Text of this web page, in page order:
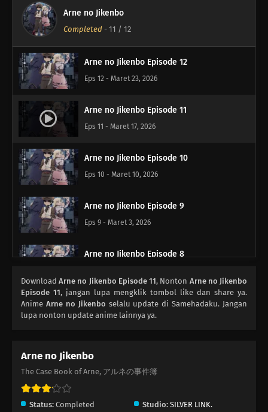
Arne no Jikenbo
Completed - 11 / 12
Arne no Jikenbo Episode 12
Eps 12 - Maret 23, 2026
Arne no Jikenbo Episode 11
Eps 11 - Maret 17, 2026
Arne no Jikenbo Episode 10
Eps 10 - Maret 10, 2026
Arne no Jikenbo Episode 9
Eps 9 - Maret 3, 2026
Arne no Jikenbo Episode 8
Arne no Jikenbo Episode 7
Eps 7 - Februari 17, 2026
Eps 6 - Februari 10, 2026
DownloadArne no Jikenbo Episode 11, Nonton Arne no Jikenbo
Episode 11, jangan lupa mengklik tombol like dan share ya.
Anime Arne no Jikenbo selalu update di Samehadaku. Jangan
lupa nonton update anime lainnya ya.
Arne no Jikenbo
The Case Book of Arne, アルネの事件簿
Status: Completed Studio: SILVER LINK.